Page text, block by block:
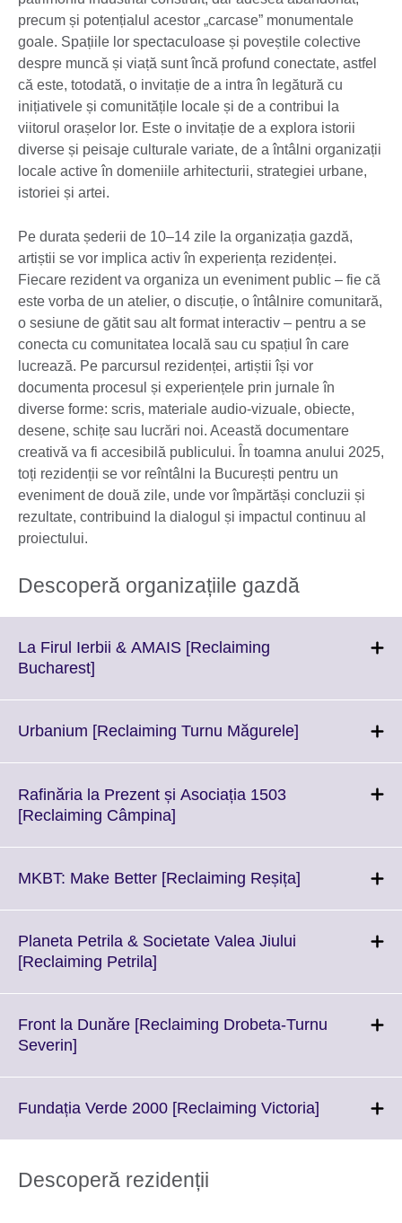
precum și potențialul acestor „carcase” monumentale
goale. Spațiile lor spectaculoase și poveștile colective
despre muncă și viață sunt încă profund conectate, astfel
că este, totodată, o invitație de a intra în legătură cu
inițiativele și comunitățile locale și de a contribui la
viitorul orașelor lor. Este o invitație de a explora istorii
diverse și peisaje culturale variate, de a întâlni organizații
locale active în domeniile arhitecturii, strategiei urbane,
istoriei și artei.
Pe durata șederii de 10–14 zile la organizația gazdă,
artiștii se vor implica activ în experiența rezidenței.
Fiecare rezident va organiza un eveniment public – fie că
este vorba de un atelier, o discuție, o întâlnire comunitară,
o sesiune de gătit sau alt format interactiv – pentru a se
conecta cu comunitatea locală sau cu spațiul în care
lucrează. Pe parcursul rezidenței, artiștii își vor
documenta procesul și experiențele prin jurnale în
diverse forme: scris, materiale audio-vizuale, obiecte,
desene, schițe sau lucrări noi. Această documentare
creativă va fi accesibilă publicului. În toamna anului 2025,
toți rezidenții se vor reîntâlni la București pentru un
eveniment de două zile, unde vor împărtăși concluzii și
rezultate, contribuind la dialogul și impactul continuu al
proiectului.
Descoperă organizațiile gazdă
La Firul Ierbii & AMAIS [Reclaiming
Bucharest]
More
Urbanium [Reclaiming Turnu Măgurele]
Rafinăria la Prezent și Asociația 1503
[Reclaiming Câmpina]
More
MKBT: Make Better [Reclaiming Reșița]
Planeta Petrila & Societate Valea Jiului
[Reclaiming Petrila]
More
Front la Dunăre [Reclaiming Drobeta-Turnu
Severin]
More
Fundația Verde 2000 [Reclaiming Victoria]
Descoperă rezidenții